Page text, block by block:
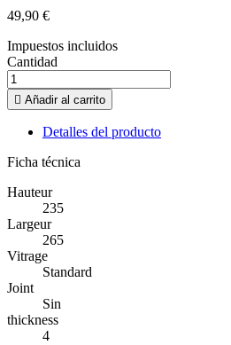
49,90 €
Impuestos incluidos
Cantidad
 Añadir al carrito
Detalles del producto
Ficha técnica
Hauteur
235
Largeur
265
Vitrage
Standard
Joint
Sin
thickness
4